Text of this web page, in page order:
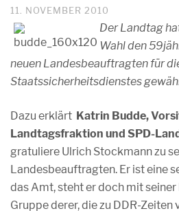
11. NOVEMBER 2010
Der Landtag
Wahl den
neuen Landesbeauftragten für
Staatssicherheitsdienstes
Dazu erklärt Katrin Budde,
Landtagsfraktion und SPD-
gratuliere Ulrich Stockmann zu
Landesbeauftragten. Er ist eine
das Amt, steht er doch mit
Gruppe derer, die zu DDR-Zeiten